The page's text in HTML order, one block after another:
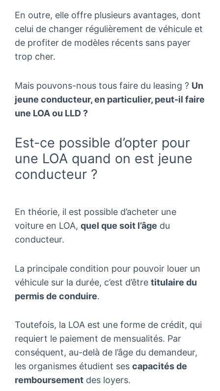
En outre, elle offre plusieurs avantages, dont
celui de changer régulièrement de véhicule et
de profiter de modèles récents sans payer
trop cher.
Mais pouvons-nous tous faire du leasing ? Un
jeune conducteur, en particulier, peut-il faire
une LOA ou LLD ?
Est-ce possible d’opter pour
une LOA quand on est jeune
conducteur ?
En théorie, il est possible d’acheter une
voiture en LOA, quel que soit l’âge du
conducteur.
La principale condition pour pouvoir louer un
véhicule sur la durée, c’est d’être titulaire du
permis de conduire.
Toutefois, la LOA est une forme de crédit, qui
requiert le paiement de mensualités. Par
conséquent, au-delà de l’âge du demandeur,
les organismes étudient ses capacités de
remboursement des loyers.